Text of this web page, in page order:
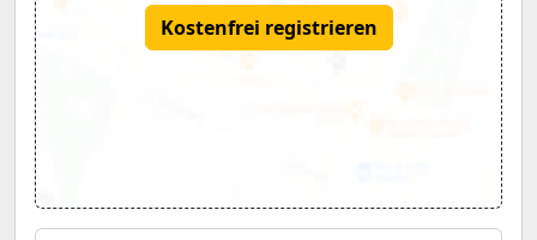
Kostenfrei registrieren